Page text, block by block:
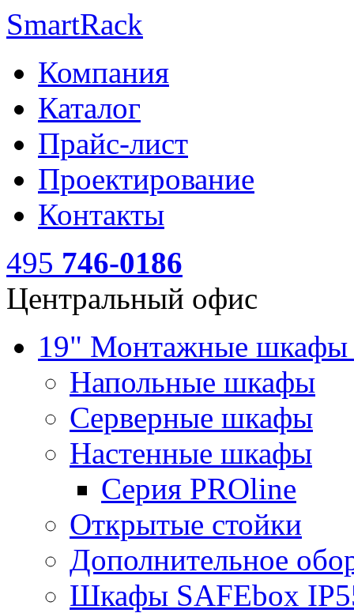
SmartRack
Компания
Каталог
Прайс-лист
Проектирование
Контакты
495 746-0186
Центральный офис
19" Монтажные
Напольные шкафы
Серверные шкафы
Настенные шкафы
Серия PROline
Открытые стойки
Дополнительное
Шкафы SAFEbox